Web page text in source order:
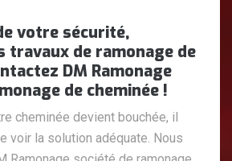
votre sécurité,
travaux de ramonage de
DM Ramonage
de cheminée !
cheminée devient bouchée, il
voir la solution adéquate. Nous